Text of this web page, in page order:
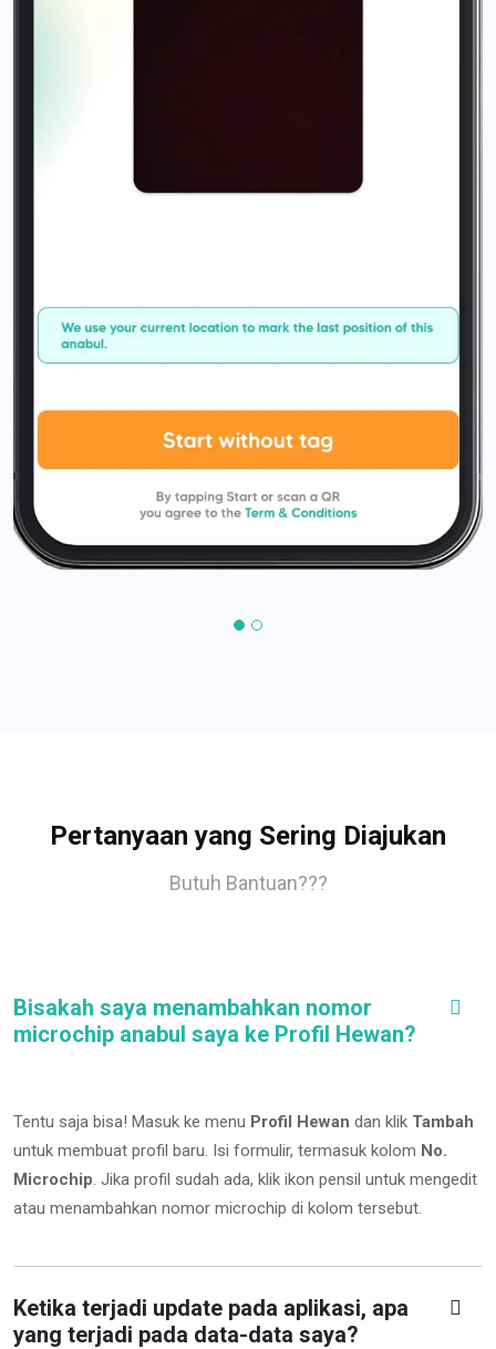
Pertanyaan yang Sering Diajukan
Butuh Bantuan???
Bisakah saya menambahkan nomor
microchip anabul saya ke Profil Hewan?
Tentu saja bisa! Masuk ke menu Profil Hewan dan klik Tambah
untuk membuat profil baru. Isi formulir, termasuk kolom No.
Microchip. Jika profil sudah ada, klik ikon pensil untuk mengedit
atau menambahkan nomor microchip di kolom tersebut.
Ketika terjadi update pada aplikasi, apa
yang terjadi pada data-data saya?